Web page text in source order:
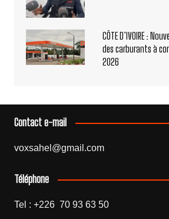
CÔTE D’IVOIRE :
des carburants à
2026
Contact e-mail
voxsahel@gmail.com
Téléphone
Tel : +226 70 93 63 50